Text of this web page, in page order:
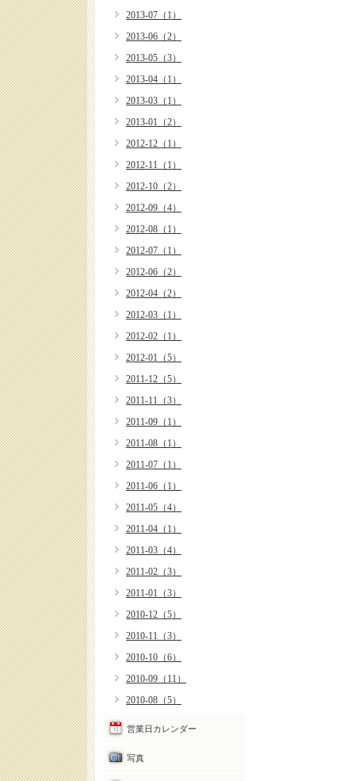
2013-07（1）
2013-06（2）
2013-05（3）
2013-04（1）
2013-03（1）
2013-01（2）
2012-12（1）
2012-11（1）
2012-10（2）
2012-09（4）
2012-08（1）
2012-07（1）
2012-06（2）
2012-04（2）
2012-03（1）
2012-02（1）
2012-01（5）
2011-12（5）
2011-11（3）
2011-09（1）
2011-08（1）
2011-07（1）
2011-06（1）
2011-05（4）
2011-04（1）
2011-03（4）
2011-02（3）
2011-01（3）
2010-12（5）
2010-11（3）
2010-10（6）
2010-09（11）
2010-08（5）
営業日カレンダー
写真